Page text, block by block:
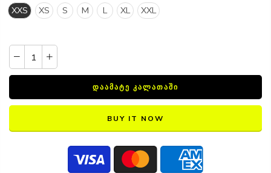
XXS XS S M L XL XXL
ᲓᲐᲐᲛᲐᲢᲔ ᲙᲐᲚᲐᲗᲐᲨᲘ
BUY IT NOW